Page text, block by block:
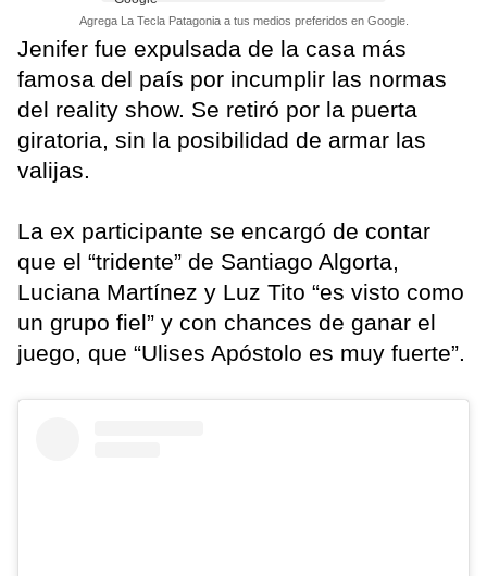
Agrega La Tecla Patagonia a tus medios preferidos en Google.
Jenifer fue expulsada de la casa más
famosa del país por incumplir las normas
del reality show. Se retiró por la puerta
giratoria, sin la posibilidad de armar las
valijas.
La ex participante se encargó de contar
que el “tridente” de Santiago Algorta,
Luciana Martínez y Luz Tito “es visto como
un grupo fiel” y con chances de ganar el
juego, que “Ulises Apóstolo es muy fuerte”.